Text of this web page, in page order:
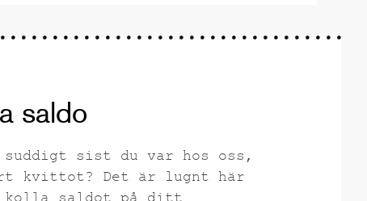
saldo
sist du var hos oss,
kvittot? Det är lugnt här